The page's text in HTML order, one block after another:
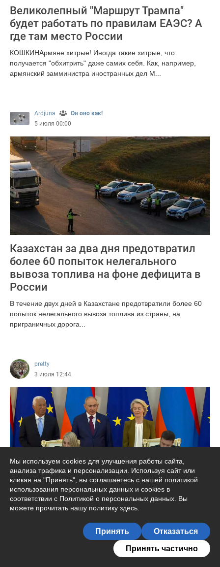
Великолепный "Маршрут Трампа"
будет работать по правилам ЕАЭС? А
где там место России
КОШКИНАрмяне хитрые! Иногда такие хитрые, что
получается "обхитрить" даже самих себя. Как, например,
армянский замминистра иностранных дел М...
Ardjuna
Он оно как!
5 июля 00:00
Казахстан за два дня предотвратил
более 60 попыток нелегального
вывоза топлива на фоне дефицита в
России
В течение двух дней в Казахстане предотвратили более 60
попыток нелегального вывоза топлива из страны, на
приграничных дорога...
pretty
3 июля 12:44
Урсула фон дер Ляйен обещала
Армении заменить Россию на Европу
ЕЛЕНА ПАНИНААрмения "по-прежнему сталкивается со
значительным экономическим давлением со стороны
России", а "когда давление на наших п...
Мы используем cookies для улучшения работы сайта,
анализа трафика и персонализации. Используя сайт или
кликая на "Принять", вы соглашаетесь с нашей политикой
использования персональных данных и cookies в
соответствии с Политикой о персональных данных. Вы
можете прочитать нашу политику здесь
Принять Отказаться
Принять частично